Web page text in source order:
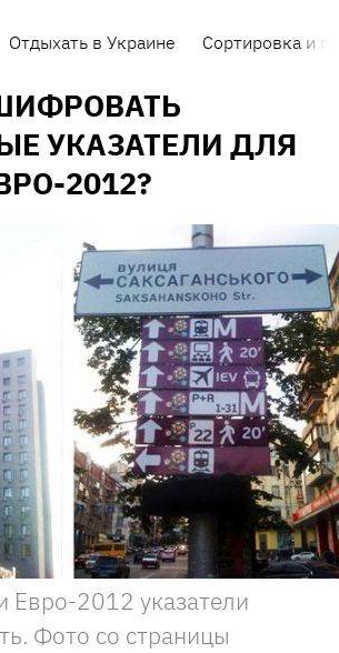
Отдыхать в Украине Сортировка и
УКАЗАТЕЛИ ДЛЯ
2012?
Евро-2012 указатели
Фото со страницы